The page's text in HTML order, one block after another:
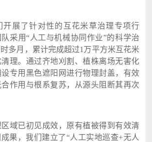
开展了针对性的互花米草治理专项行
采用“人工与机械协同作业”的科学治
多月，累计完成超过1万平方米互花米
理。通过齐地刈割、植株离场无害化
专用黑色遮阳网进行物理封盖，有效
作用与根系复苏，从源头阻断其再次
区域已初见成效，原有植被得到有效清
果，我们建立了“人工实地巡查+无人